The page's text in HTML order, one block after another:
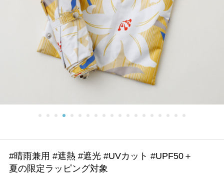
#晴雨兼用 #遮熱 #遮光 #UVカット #UPF50＋
夏の限定ラッピング対象